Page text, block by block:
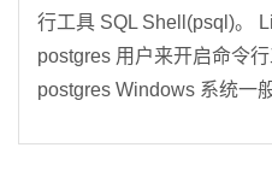
行工具 SQL Shell(psql)。
postgres 用户来开启命令
postgres Windows 系统一